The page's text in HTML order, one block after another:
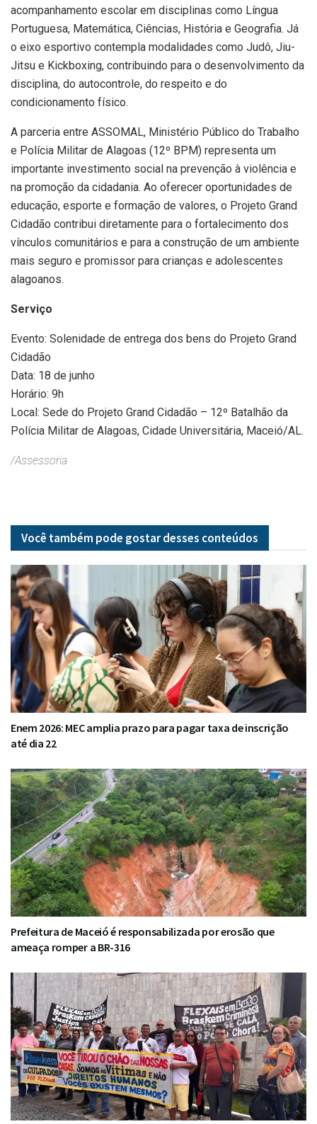
acompanhamento escolar em disciplinas como Língua
Portuguesa, Matemática, Ciências, História e Geografia. Já
o eixo esportivo contempla modalidades como Judô, Jiu-
Jitsu e Kickboxing, contribuindo para o desenvolvimento da
disciplina, do autocontrole, do respeito e do
condicionamento físico.
A parceria entre ASSOMAL, Ministério Público do Trabalho
e Polícia Militar de Alagoas (12º BPM) representa um
importante investimento social na prevenção à violência e
na promoção da cidadania. Ao oferecer oportunidades de
educação, esporte e formação de valores, o Projeto Grand
Cidadão contribui diretamente para o fortalecimento dos
vínculos comunitários e para a construção de um ambiente
mais seguro e promissor para crianças e adolescentes
alagoanos.
Serviço
Evento: Solenidade de entrega dos bens do Projeto Grand
Cidadão
Data: 18 de junho
Horário: 9h
Local: Sede do Projeto Grand Cidadão – 12º Batalhão da
Polícia Militar de Alagoas, Cidade Universitária, Maceió/AL.
/Assessoria
Você também pode gostar desses conteúdos
Enem 2026: MEC amplia prazo para pagar taxa de inscrição
até dia 22
Prefeitura de Maceió é responsabilizada por erosão que
ameaça romper a BR-316